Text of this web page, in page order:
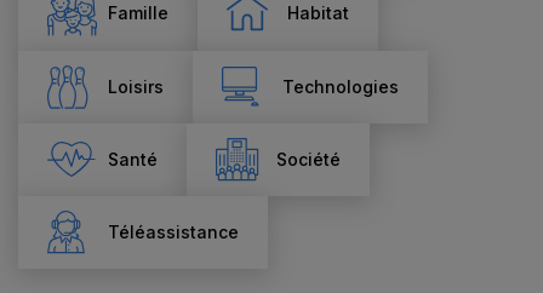
Famille Habitat
Loisirs Technologies
Santé Société
Téléassistance